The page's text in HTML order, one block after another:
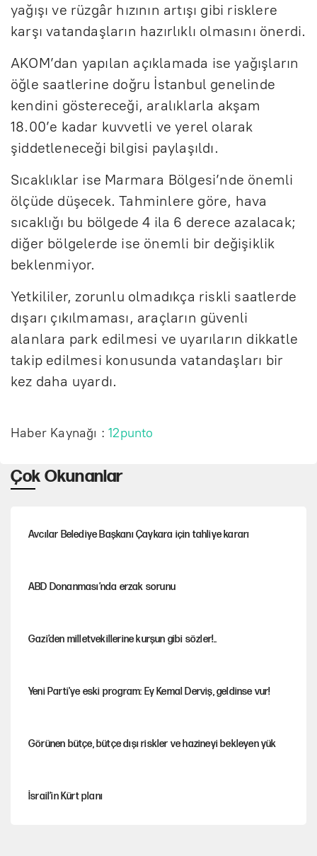
yağışı ve rüzgâr hızının artışı gibi risklere
karşı vatandaşların hazırlıklı olmasını önerdi.
AKOM’dan yapılan açıklamada ise yağışların
öğle saatlerine doğru İstanbul genelinde
kendini göstereceği, aralıklarla akşam
18.00’e kadar kuvvetli ve yerel olarak
şiddetleneceği bilgisi paylaşıldı.
Sıcaklıklar ise Marmara Bölgesi’nde önemli
ölçüde düşecek. Tahminlere göre, hava
sıcaklığı bu bölgede 4 ila 6 derece azalacak;
diğer bölgelerde ise önemli bir değişiklik
beklenmiyor.
Yetkililer, zorunlu olmadıkça riskli saatlerde
dışarı çıkılmaması, araçların güvenli
alanlara park edilmesi ve uyarıların dikkatle
takip edilmesi konusunda vatandaşları bir
kez daha uyardı.
Haber Kaynağı :12punto
Çok Okunanlar
Avcılar Belediye Başkanı Çaykara için tahliye kararı
ABD Donanması’nda erzak sorunu
Gazi’den milletvekillerine kurşun gibi sözler!..
Yeni Parti'ye eski program: Ey Kemal Derviş, geldinse vur!
Görünen bütçe, bütçe dışı riskler ve hazineyi bekleyen yük
İsrail’in Kürt planı